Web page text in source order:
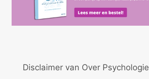
Disclaimer van Over Psychologie